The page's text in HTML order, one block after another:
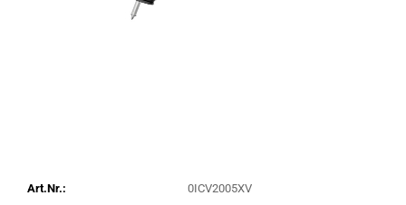
Art.Nr.:
0ICV2005XV